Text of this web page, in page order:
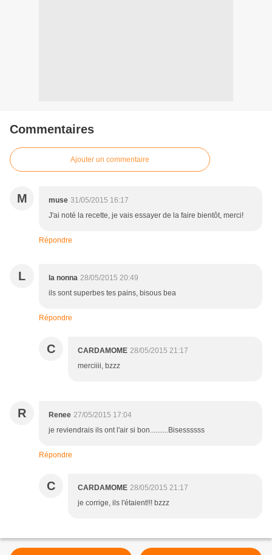
Commentaires
Ajouter un commentaire
M muse 31/05/2015 16:17
J'ai noté la recette, je vais essayer de la faire bientôt, merci!
Répondre
L la nonna 28/05/2015 20:49
ils sont superbes tes pains, bisous bea
Répondre
C CARDAMOME 28/05/2015 21:17
merciiii, bzzz
R Renee 27/05/2015 17:04
je reviendrais ils ont l'air si bon..........Bisessssss
Répondre
C CARDAMOME 28/05/2015 21:17
je corrige, ils l'étaient!!! bzzz